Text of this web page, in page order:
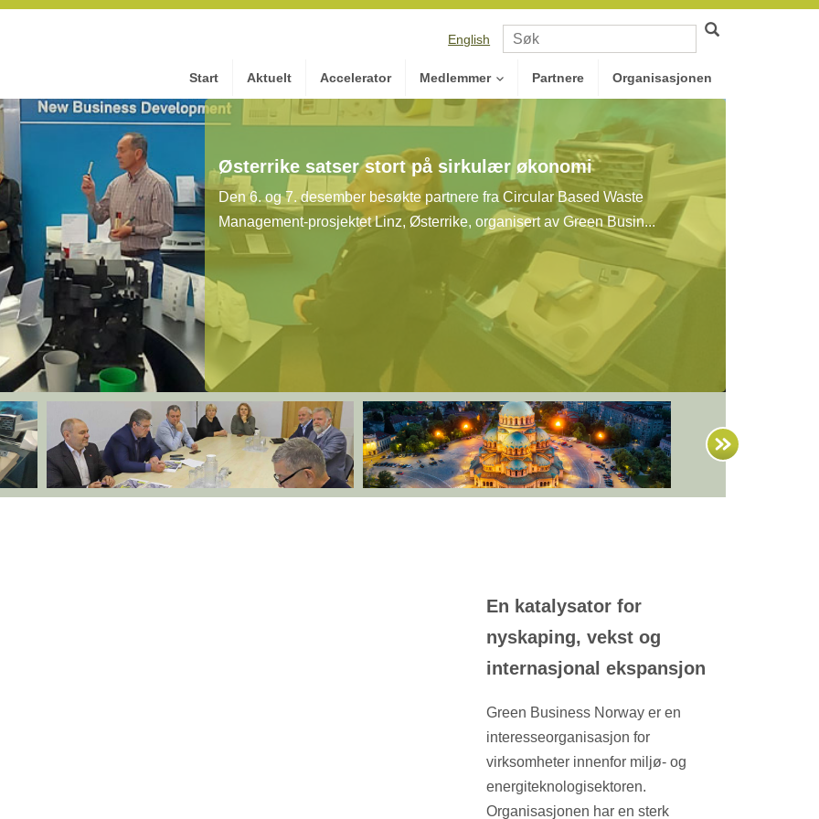
English
Start Aktuelt Accelerator Medlemmer Partnere Organisasjonen
Østerrike satser stort på sirkulær økonomi
Den 6. og 7. desember besøkte partnere fra Circular Based Waste
Management-prosjektet Linz, Østerrike, organisert av Green Busin...
En katalysator for
nyskaping, vekst og
internasjonal ekspansjon
Green Business Norway er en
interesseorganisasjon for
virksomheter innenfor miljø- og
energiteknologisektoren.
Organisasjonen har en sterk